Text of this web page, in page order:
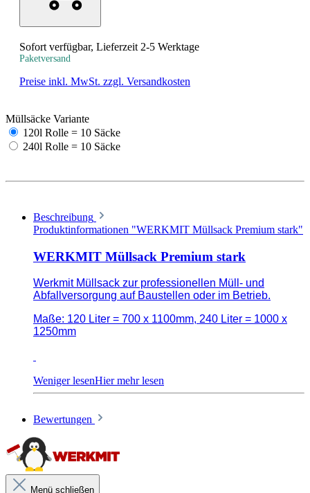
Sofort verfügbar, Lieferzeit 2-5 Werktage
Paketversand
Preise inkl. MwSt. zzgl. Versandkosten
Müllsäcke Variante
120l Rolle = 10 Säcke
240l Rolle = 10 Säcke
Beschreibung
Produktinformationen "WERKMIT Müllsack Premium stark"
WERKMIT Müllsack Premium stark
Werkmit Müllsack zur professionellen Müll- und
Abfallversorgung auf Baustellen oder im Betrieb.
Maße: 120 Liter = 700 x 1100mm, 240 Liter = 1000 x
1250mm
Müll- und Abfallversorgung auf Baustellen oder im
Betrieb
LDPE = besonders formstabil und schlagfest
Mehrfach wiederverwendbar
Folienstärke: 60µm
Premium Qualität
Bewertungen
Menü schließen